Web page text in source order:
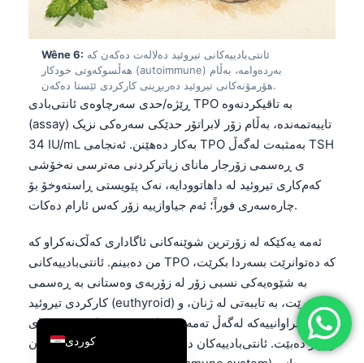
Wêne 6:
هەڵسوکەوتی خودکار (autoimmune) بەردەوامە، بەڵام
هۆرمۆنەکانی تیروئید دەربڕینی کارکردی ئێستا دەکەن.
ڕێژە/حدی سەرچاوەی ئانتی‌بادی TPO بە تاقیکردنەوە
(assay) تایبەتمەندە، بەڵام زۆر لابراتۆر حدێکی سەرەکی نزیک
34 IU/mL بەکار دەهێنن. ئەنجامی TPO بەمثبەت لەگەڵ TSH
ی ڕەسمی زۆرجار مانای زیاترکردنی مەترسی نەخۆشی
کەم‌کاری تیروئید لە داهاتوودایە، نەک پێویستی ڕاستەوخۆ بۆ
چارەسەری فوراً؛ ئەم جیاوازییە زۆر کەس ئارام دەکات.
ئەمە یەکێکە لە زۆرترین شوێنەکانی ئاگاداری کەڵک‌نەکراو کە
من دەبینم. ئانتی‌بادییەکانی TPO کە دەتوانرێت بسەردا بکرێت،
بە شێوەیەکی نسبی زۆر لە زۆربەی وەستانی بە ڕەسمی
کارکردی تیروئید (euthyroid) دەبینرێت، بە تایبەتی لە ژنان، و
فراوانییەکە لەگەڵ تەمەنی زیاتر دەبێت و لە دۆخی دوای
لەدایکبوون (postpartum) زۆرتر دەبێت. ئانتی‌بادییەکان دەڵێن
كوردی‎
English
Deutsch
العربية
Français
עִבְרִית
Italiano
Español
Português
Ελληνικά
Türkçe
简体中文